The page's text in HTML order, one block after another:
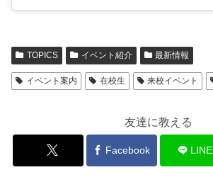
TOPICS イベント紹介 最新情報
イベント案内 在校生 来校イベント
友達に教える
Facebook LINE